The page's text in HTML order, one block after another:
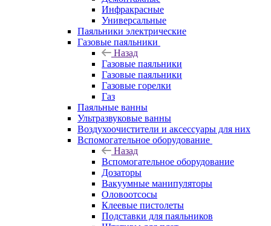
Инфракрасные
Универсальные
Паяльники электрические
Газовые паяльники
Назад
Газовые паяльники
Газовые паяльники
Газовые горелки
Газ
Паяльные ванны
Ультразвуковые ванны
Воздухоочистители и аксессуары для них
Вспомогательное оборудование
Назад
Вспомогательное оборудование
Дозаторы
Вакуумные манипуляторы
Оловоотсосы
Клеевые пистолеты
Подставки для паяльников